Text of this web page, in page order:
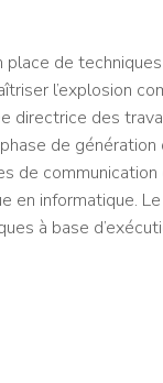
place de
l’explosion
directrice des
de
de
en informatique.
à base